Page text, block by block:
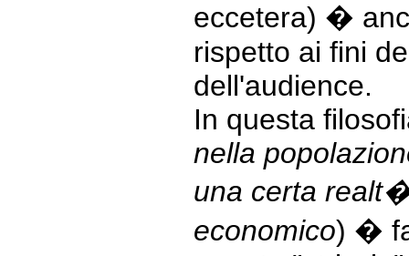
eccetera) �
rispetto ai fini
dell'audience.
In questa
nella
una certa
economico) �